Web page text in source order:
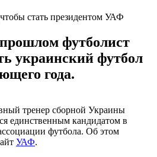
стать президентом УАФ
футболист
украинский футбол
года.
тренер сборной Украины
единственным кандидатом в
футбола. Об этом
УАФ.